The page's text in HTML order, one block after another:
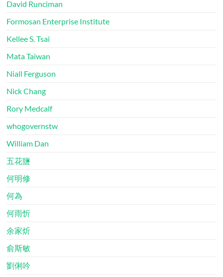
David Runciman
Formosan Enterprise Institute
Kellee S. Tsai
Mata Taiwan
Niall Ferguson
Nick Chang
Rory Medcalf
whogovernstw
William Dan
五花鹽
何明修
何為
何雨忻
余家炘
俞斯敏
劉俐吟